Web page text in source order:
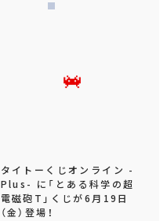
タイトーくじオンライン -
Plus- に「とある科学の超
電磁砲T」くじが6月19日
（金）登場！